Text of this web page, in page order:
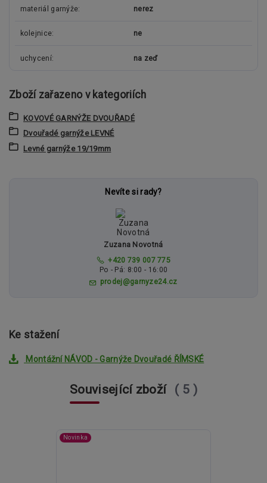
materiál garnýže nerez
kolejnice ne
uchycení na zeď
Zboží zařazeno v kategoriích
KOVOVÉ GARNÝŽE DVOUŘADÉ
Dvouřadé garnýže LEVNÉ
Levné garnýže 19/19mm
Nevíte si rady?
Zuzana Novotná
+420 739 007 775
Po - Pá: 8:00 - 16:00
prodej@garnyze24.cz
Ke stažení
Montážní NÁVOD - Garnýže Dvouřadé ŘÍMSKÉ
Související zboží 5
Novinka